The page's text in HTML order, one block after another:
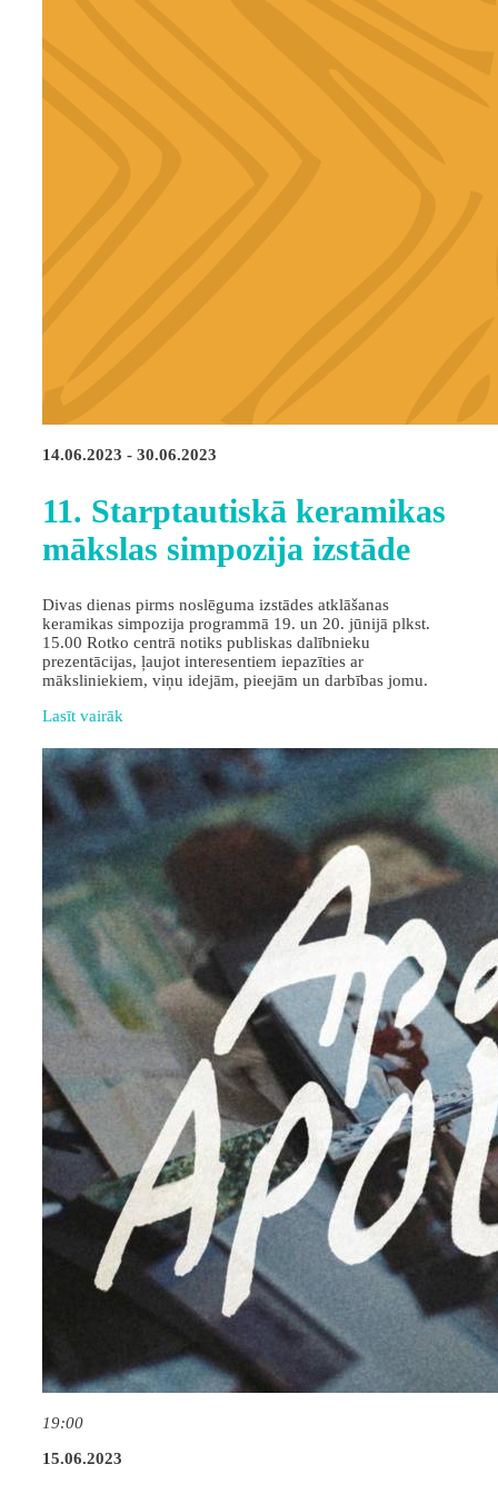
14.06.2023 - 30.06.2023
11. Starptautiskā keramikas
mākslas simpozija izstāde
Divas dienas pirms noslēguma izstādes atklāšanas
keramikas simpozija programmā 19. un 20. jūnijā plkst.
15.00 Rotko centrā notiks publiskas dalībnieku
prezentācijas, ļaujot interesentiem iepazīties ar
māksliniekiem, viņu idejām, pieejām un darbības jomu.
Lasīt vairāk
19:00
15.06.2023